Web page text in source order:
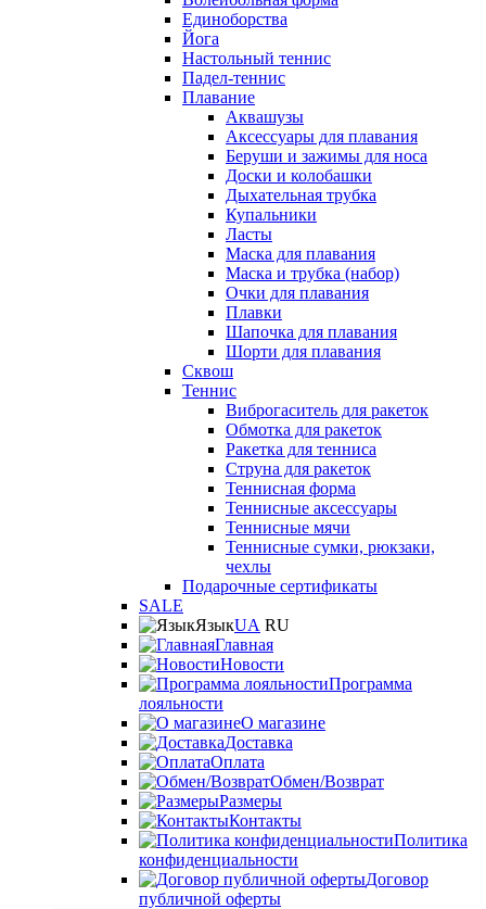
Единоборства
Йога
Настольный теннис
Падел-теннис
Плавание
Аквашузы
Аксессуары для плавания
Беруши и зажимы для носа
Доски и колобашки
Дыхательная трубка
Купальники
Ласты
Маска для плавания
Маска и трубка (набор)
Очки для плавания
Плавки
Шапочка для плавания
Шорти для плавания
Сквош
Теннис
Виброгаситель для ракеток
Обмотка для ракеток
Ракетка для тенниса
Струна для ракеток
Теннисная форма
Теннисные аксессуары
Теннисные мячи
Теннисные сумки, рюкзаки,
чехлы
Подарочные сертификаты
SALE
ЯзыкUA RU
Главная
Новости
Программа
лояльности
О магазине
Доставка
Оплата
Обмен/Возврат
Размеры
Контакты
Политика
конфиденциальности
Договор
публичной оферты